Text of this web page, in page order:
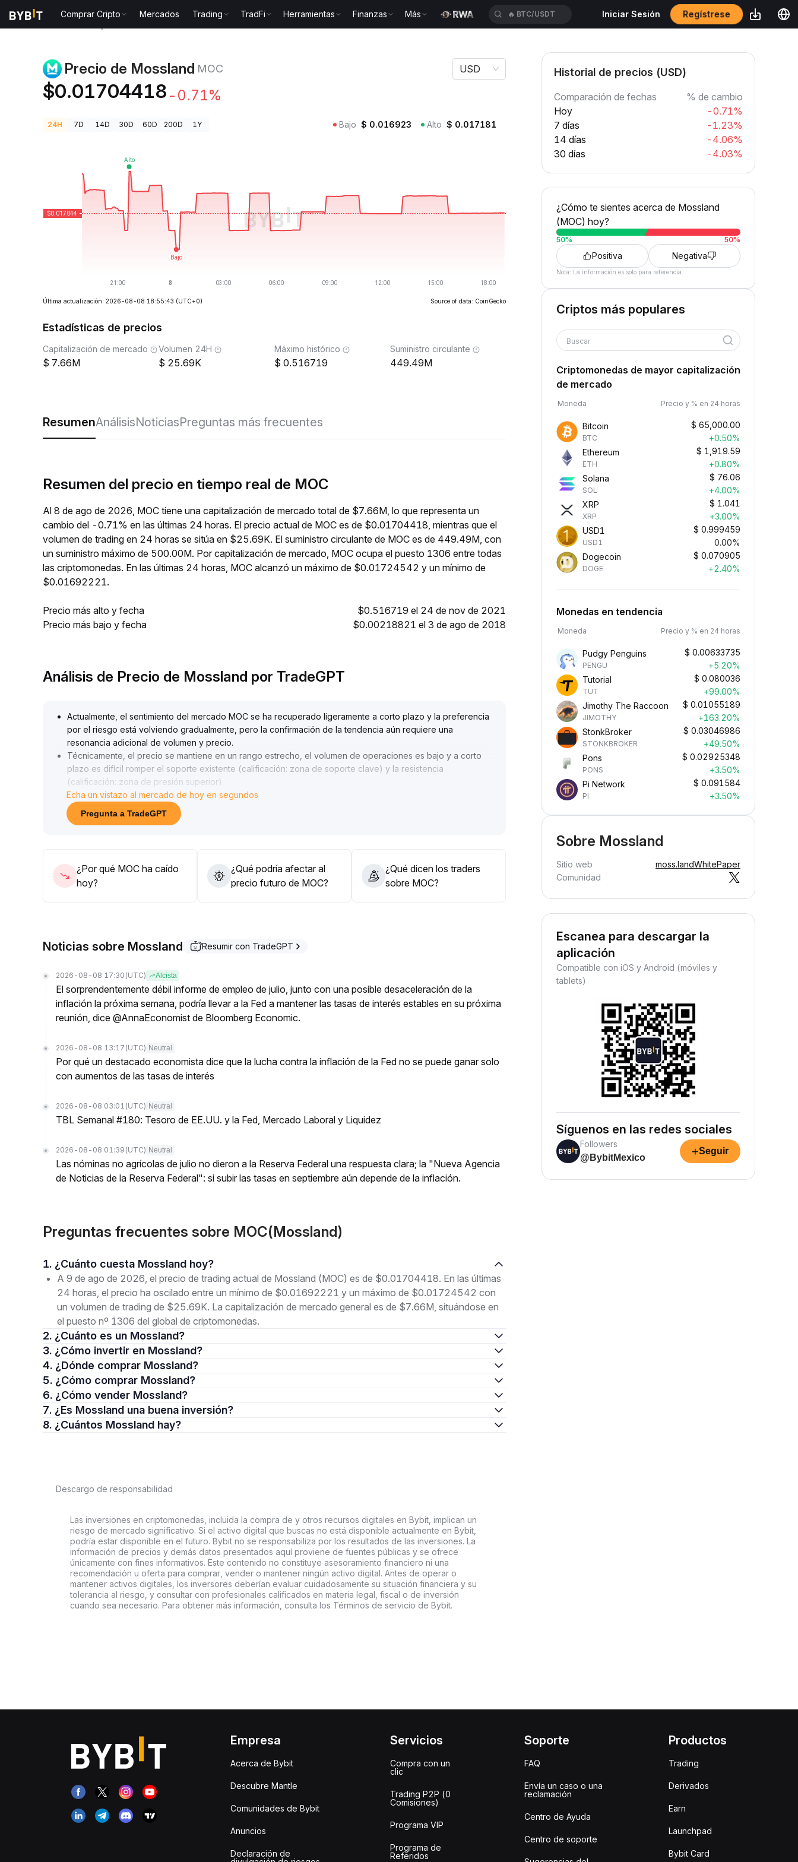
Comprar Cripto Mercados Trading TradFi Herramientas Finanzas Más 🔥 TUTUSDT Iniciar Sesión Regístrese
Precio de Mossland MOC
$0.01704418 -0.71%
USD
24H 7D 14D 30D 60D 200D 1Y Bajo $ 0.016923 Alto $ 0.017181
Última actualización: 2026-08-08 18:55:43 (UTC+0) Source of data: CoinGecko
Estadísticas de precios
Capitalización de mercado
7.66M
Volumen 24H
25.69K
Máximo histórico
0.516719
Suministro circulante
449.49M
ResumenAnálisisNoticiasPreguntas más frecuentes
Resumen del precio en tiempo real de MOC
Al 8 de ago de 2026, MOC tiene una capitalización de mercado total de $7.66M, lo que representa un
cambio del -0.71% en las últimas 24 horas. El precio actual de MOC es de $0.01704418, mientras que el
volumen de trading en 24 horas se sitúa en $25.69K. El suministro circulante de MOC es de 449.49M, con
un suministro máximo de 500.00M. Por capitalización de mercado, MOC ocupa el puesto 1306 entre todas
las criptomonedas. En las últimas 24 horas, MOC alcanzó un máximo de $0.01724542 y un mínimo de
$0.01692221.
Precio más alto y fecha
$0.516719 el 24 de nov de 2021
Precio más bajo y fecha
$0.00218821 el 3 de ago de 2018
Análisis de Precio de Mossland por TradeGPT
Actualmente, el sentimiento del mercado MOC se ha recuperado ligeramente a corto plazo y la preferencia
por el riesgo está volviendo gradualmente, pero la confirmación de la tendencia aún requiere una
resonancia adicional de volumen y precio.
Técnicamente, el precio se mantiene en un rango estrecho, el volumen de operaciones es bajo y a corto
plazo es difícil romper el soporte existente (calificación: zona de soporte clave) y la resistencia
(calificación: zona de presión superior)
Se recomienda participar con posiciones ligeras de manera exploratoria, establecer estrictos niveles de
stop-loss y continuar monitoreando los cambios en el volumen de operaciones
Si posteriormente hay una ruptura con aumento de volumen, se puede considerar una mayor asignación;
Echa un vistazo al mercado de hoy en segundos
Pregunta a TradeGPT
¿Por qué MOC ha caído
hoy?
¿Qué podría afectar al
precio futuro de MOC?
¿Qué dicen los traders
sobre MOC?
Noticias sobre Mossland Resumir con TradeGPT
2026-08-08 17:30 (UTC) Alcista
El sorprendentemente débil informe de empleo de julio, junto con una posible desaceleración de la
inflación la próxima semana, podría llevar a la Fed a mantener las tasas de interés estables en su próxima
reunión, dice @AnnaEconomist de Bloomberg Economic.
2026-08-08 13:17 (UTC) Neutral
Por qué un destacado economista dice que la lucha contra la inflación de la Fed no se puede ganar solo
con aumentos de las tasas de interés
2026-08-08 03:01 (UTC) Neutral
TBL Semanal #180: Tesoro de EE.UU. y la Fed, Mercado Laboral y Liquidez
2026-08-08 01:39 (UTC) Neutral
Las nóminas no agrícolas de julio no dieron a la Reserva Federal una respuesta clara; la "Nueva Agencia
de Noticias de la Reserva Federal": si subir las tasas en septiembre aún depende de la inflación.
Preguntas frecuentes sobre MOC(Mossland)
1. ¿Cuánto cuesta Mossland hoy?
A 9 de ago de 2026, el precio de trading actual de Mossland (MOC) es de $0.01704418. En las últimas
24 horas, el precio ha oscilado entre un mínimo de $0.01692221 y un máximo de $0.01724542 con
un volumen de trading de $25.69K. La capitalización de mercado general es de $7.66M, situándose en
el puesto nº 1306 del global de criptomonedas.
2. ¿Cuánto es un Mossland?
3. ¿Cómo invertir en Mossland?
4. ¿Dónde comprar Mossland?
5. ¿Cómo comprar Mossland?
6. ¿Cómo vender Mossland?
7. ¿Es Mossland una buena inversión?
8. ¿Cuántos Mossland hay?
Descargo de responsabilidad
Las inversiones en criptomonedas, incluida la compra de y otros recursos digitales en Bybit, implican un
riesgo de mercado significativo. Si el activo digital que buscas no está disponible actualmente en Bybit,
podría estar disponible en el futuro. Bybit no se responsabiliza por los resultados de las inversiones. La
información de precios y demás datos presentados aquí proviene de fuentes públicas y se ofrece
únicamente con fines informativos. Este contenido no constituye asesoramiento financiero ni una
recomendación u oferta para comprar, vender o mantener ningún activo digital. Antes de operar o
mantener activos digitales, los inversores deberían evaluar cuidadosamente su situación financiera y su
tolerancia al riesgo, y consultar con profesionales calificados en materia legal, fiscal o de inversión
cuando sea necesario. Para obtener más información, consulta los Términos de servicio de Bybit.
Historial de precios (USD)
Comparación de fechas
% de cambio
Hoy
-0.71%
7 días
-1.23%
14 días
-4.06%
30 días
-4.03%
¿Cómo te sientes acerca de Mossland
(MOC) hoy?
50% 50%
Positiva Negativa
Nota: La información es solo para referencia.
Criptos más populares
Buscar
Criptomonedas de mayor capitalización
de mercado
Moneda Precio y % en 24 horas
Bitcoin
BTC
$ 65,000.00
+0.50%
Ethereum
ETH
$ 1,919.59
+0.80%
Solana
SOL
$ 76.06
+4.00%
XRP
XRP
$ 1.041
+3.00%
USD1
USD1
$ 0.999459
0.00%
Dogecoin
DOGE
$ 0.070905
+2.40%
Monedas en tendencia
Moneda Precio y % en 24 horas
Pudgy Penguins
PENGU
$ 0.00633735
+5.20%
Tutorial
TUT
$ 0.080036
+99.00%
Jimothy The Raccoon
JIMOTHY
$ 0.01055189
+163.20%
StonkBroker
STONKBROKER
$ 0.03046986
+49.50%
Pons
PONS
$ 0.02925348
+3.50%
Pi Network
PI
$ 0.091584
+3.50%
Sobre Mossland
Sitio web moss.landWhitePaper
Comunidad
Escanea para descargar la
aplicación
Compatible con iOS y Android (móviles y
tablets)
Síguenos en las redes sociales
Followers
@BybitMexico
+Seguir
Empresa
Acerca de Bybit
Descubre Mantle
Comunidades de Bybit
Anuncios
Declaración de
Servicios
Compra con un
clic
Trading P2P (0
Comisiones)
Programa VIP
Programa de
Referidos
Soporte
FAQ
Envía un caso o una
reclamación
Centro de Ayuda
Centro de soporte
Productos
Trading
Derivados
Earn
Launchpad
Bybit Card